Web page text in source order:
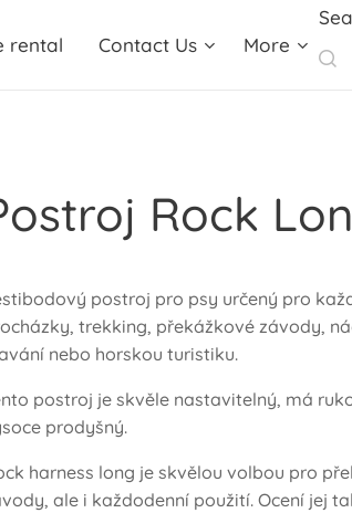
rental Contact Us More
Rock
postroj pro psy určený pro
trekking, překážkové závody,
nebo horskou turistiku.
postroj je skvěle nastavitelný, má
prodyšný.
harness long je skvělou volbou pro
ale i každodenní použití. Ocení jej